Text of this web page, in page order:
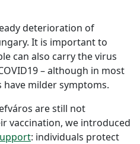
deterioration of
It is important to
can also carry the virus
– although in most
have milder symptoms.
are still not
vaccination, we introduced
: individuals protect